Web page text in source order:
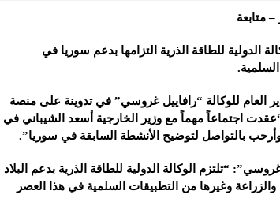
متابعة
الدولية للطاقة الذرية التزامها بدعم سوريا في
العام للوكالة “رافاييل غروسي” في تدوينة على منصة
اجتماعاً مهماً مع وزير الخارجية أسعد الشيباني في
بالتواصل لتوضيح الأنشطة السابقة في سوريا”.
“تلتزم الوكالة الدولية للطاقة الذرية بدعم البلاد
وغيرها من التطبيقات السلمية في هذا العصر